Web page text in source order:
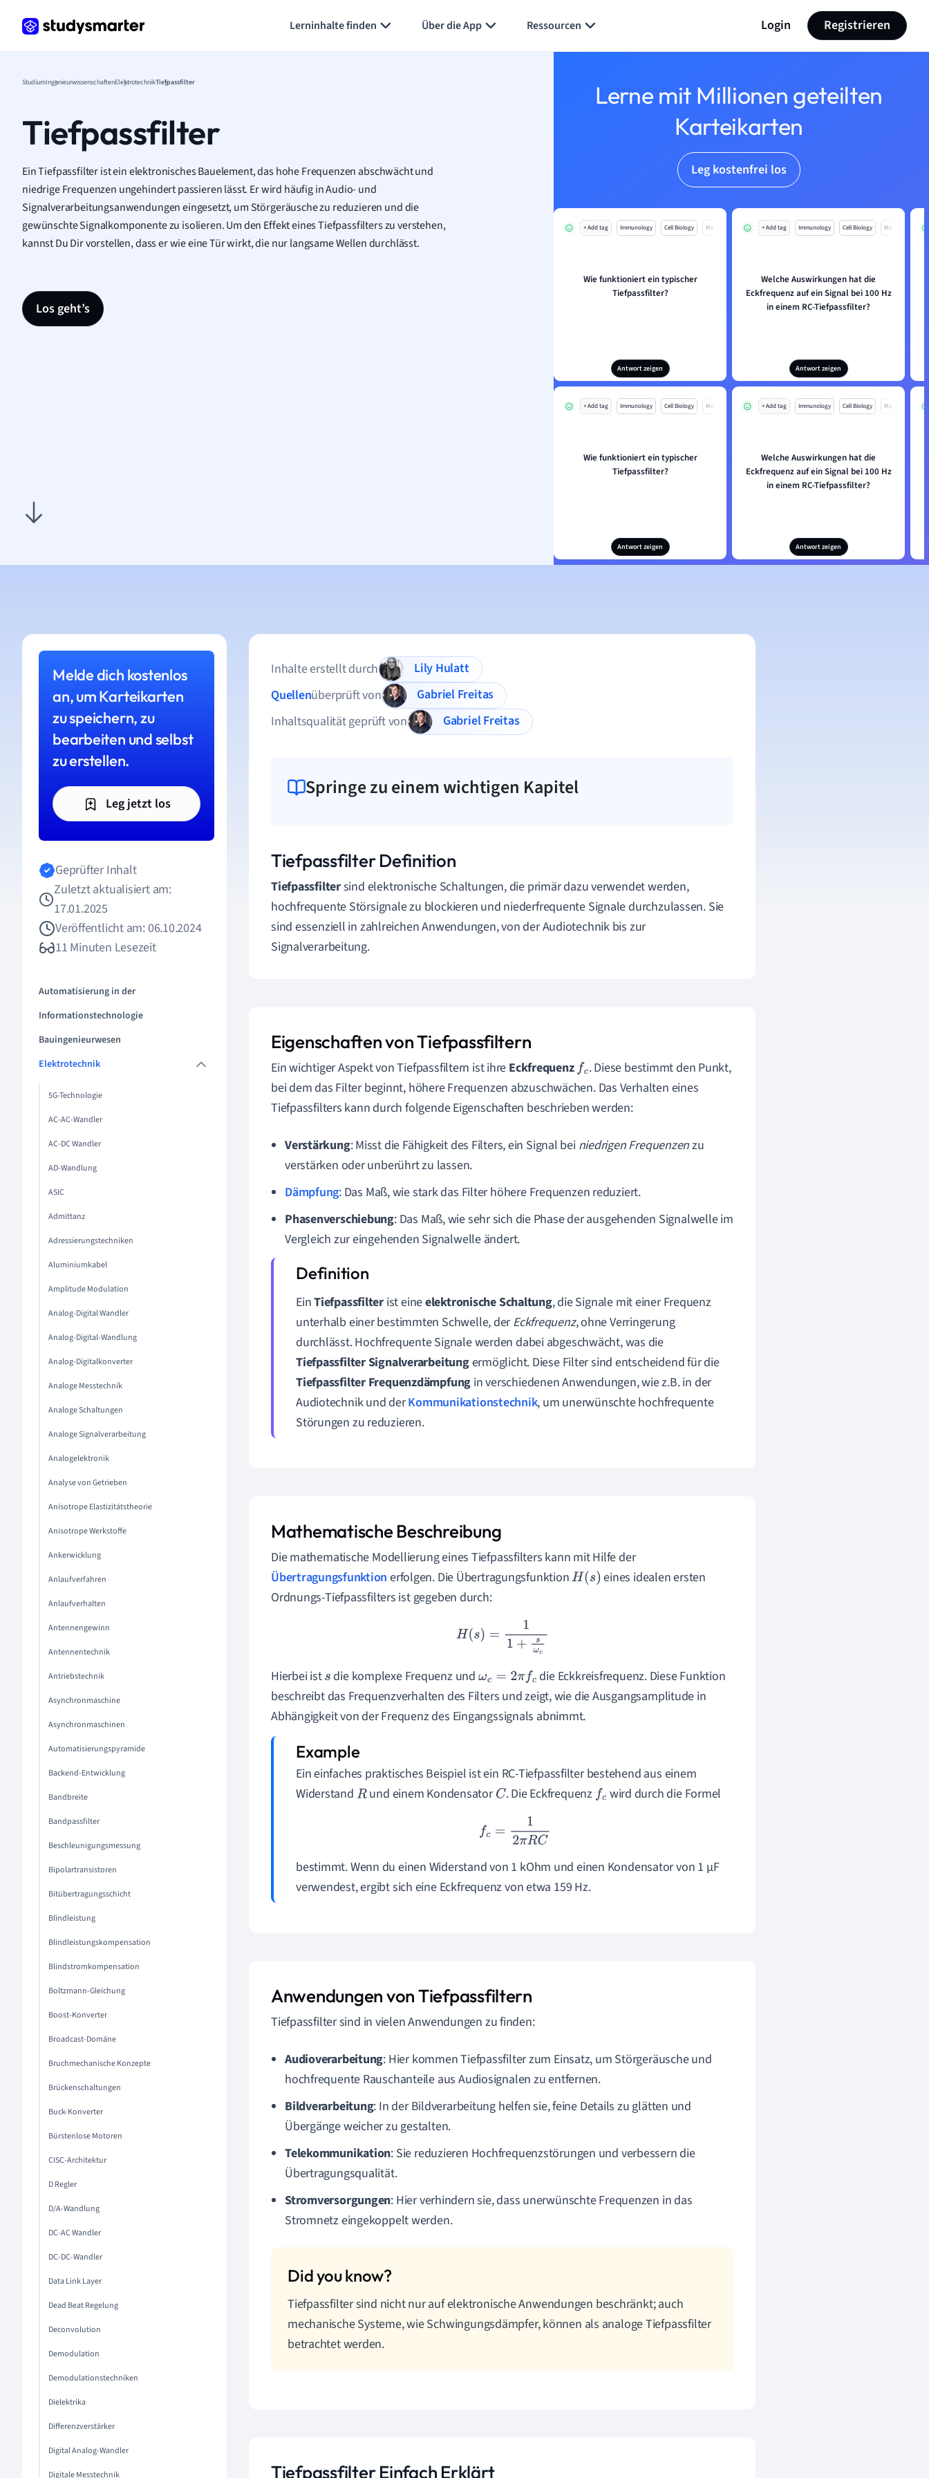
Lerninhalte finden Über die App Ressourcen Login Registrieren
StudiumIngenieurwissenschaftenElektrotechnikTiefpassfilter
Tiefpassfilter
Ein Tiefpassfilter ist ein elektronisches Bauelement, das hohe Frequenzen abschwächt und
niedrige Frequenzen ungehindert passieren lässt. Er wird häufig in Audio- und
Signalverarbeitungsanwendungen eingesetzt, um Störgeräusche zu reduzieren und die
gewünschte Signalkomponente zu isolieren. Um den Effekt eines Tiefpassfilters zu verstehen,
kannst Du Dir vorstellen, dass er wie eine Tür wirkt, die nur langsame Wellen durchlässt.
Los geht’s
Lerne mit Millionen geteilten
Karteikarten
Leg kostenfrei los
+ Add tag Immunology Cell Biology Mo
Wie funktioniert ein typischer
Tiefpassfilter?
Antwort zeigen
+ Add tag Immunology Cell Biology Mo
Welche Auswirkungen hat die
Eckfrequenz auf ein Signal bei 100 Hz
in einem RC-Tiefpassfilter?
Antwort zeigen
+ Add tag Immunology Cell Biology Mo
Wie funktioniert ein typischer
Tiefpassfilter?
Antwort zeigen
+ Add tag Immunology Cell Biology Mo
Welche Auswirkungen hat die
Eckfrequenz auf ein Signal bei 100 Hz
in einem RC-Tiefpassfilter?
Antwort zeigen
Melde dich kostenlos
an, um Karteikarten
zu speichern, zu
bearbeiten und selbst
zu erstellen.
Leg jetzt los
Geprüfter Inhalt
Zuletzt aktualisiert am:
17.01.2025
Veröffentlicht am: 06.10.2024
11 Minuten Lesezeit
Automatisierung in der
Informationstechnologie
Bauingenieurwesen
Elektrotechnik
5G-Technologie
AC-AC-Wandler
AC-DC Wandler
AD-Wandlung
ASIC
Admittanz
Adressierungstechniken
Aluminiumkabel
Amplitude Modulation
Analog-Digital Wandler
Analog-Digital-Wandlung
Analog-Digitalkonverter
Analoge Messtechnik
Analoge Schaltungen
Analoge Signalverarbeitung
Analogelektronik
Analyse von Getrieben
Anisotrope Elastizitätstheorie
Anisotrope Werkstoffe
Ankerwicklung
Anlaufverfahren
Anlaufverhalten
Antennengewinn
Antennentechnik
Antriebstechnik
Asynchronmaschine
Asynchronmaschinen
Automatisierungspyramide
Backend-Entwicklung
Bandbreite
Bandpassfilter
Beschleunigungsmessung
Bipolartransistoren
Bitübertragungsschicht
Blindleistung
Blindleistungskompensation
Blindstromkompensation
Boltzmann-Gleichung
Boost-Konverter
Broadcast-Domäne
Bruchmechanische Konzepte
Brückenschaltungen
Buck-Konverter
Bürstenlose Motoren
CISC-Architektur
D Regler
D/A-Wandlung
DC-AC Wandler
DC-DC-Wandler
Data Link Layer
Dead Beat Regelung
Deconvolution
Demodulation
Demodulationstechniken
Dielektrika
Differenzverstärker
Digital Analog-Wandler
Digitale Messtechnik
Inhalte erstellt durch
Lily Hulatt
Quellenüberprüft von
Gabriel Freitas
Inhaltsqualität geprüft von
Gabriel Freitas
Springe zu einem wichtigen Kapitel
Tiefpassfilter Definition
Tiefpassfiltersind elektronische Schaltungen, die primär dazu verwendet werden,
hochfrequente Störsignale zu blockieren und niederfrequente Signale durchzulassen. Sie
sind essenziell in zahlreichen Anwendungen, von der Audiotechnik bis zur
Signalverarbeitung.
Eigenschaften von Tiefpassfiltern
Ein wichtiger Aspekt von Tiefpassfiltern ist ihre Eckfrequenzfc . Diese bestimmt den Punkt,
bei dem das Filter beginnt, höhere Frequenzen abzuschwächen. Das Verhalten eines
Tiefpassfilters kann durch folgende Eigenschaften beschrieben werden:
Verstärkung: Misst die Fähigkeit des Filters, ein Signal bei niedrigen Frequenzenzu
verstärken oder unberührt zu lassen.
Dämpfung: Das Maß, wie stark das Filter höhere Frequenzen reduziert.
Phasenverschiebung: Das Maß, wie sehr sich die Phase der ausgehenden Signalwelle im
Vergleich zur eingehenden Signalwelle ändert.
EinTiefpassfilter ist eineelektronische Schaltung, die Signale mit einer Frequenz
unterhalb einer bestimmten Schwelle, derEckfrequenz, ohne Verringerung
durchlässt. Hochfrequente Signale werden dabei abgeschwächt, was die
Tiefpassfilter Signalverarbeitungermöglicht. Diese Filter sind entscheidend für die
Tiefpassfilter Frequenzdämpfung in verschiedenen Anwendungen, wie z.B. in der
Audiotechnik und derKommunikationstechnik, um unerwünschte hochfrequente
Störungen zu reduzieren.
Mathematische Beschreibung
Die mathematische Modellierung eines Tiefpassfilters kann mit Hilfe der
Übertragungsfunktion erfolgen. Die ÜbertragungsfunktionH(s)
eines idealen ersten
Ordnungs-Tiefpassfilters ist gegeben durch:
H(s )=1 1+sωc
Hierbei istsdie komplexe Frequenz und ωc =2πfc
die Eckkreisfrequenz. Diese Funktion
beschreibt das Frequenzverhalten des Filters und zeigt, wie die Ausgangsamplitude in
Abhängigkeit von der Frequenz des Eingangssignals abnimmt.
Ein einfaches praktisches Beispiel ist ein RC-Tiefpassfilter bestehend aus einem
Widerstand R und einem KondensatorC . Die Eckfrequenz fc wird durch die Formel
c= 12πRC
bestimmt. Wenn du einen Widerstand von 1 kOhm und einen Kondensator von 1 µF
verwendest, ergibt sich eine Eckfrequenz von etwa 159 Hz.
Anwendungen von Tiefpassfiltern
Tiefpassfilter sind in vielen Anwendungen zu finden:
Audioverarbeitung: Hier kommen Tiefpassfilter zum Einsatz, um Störgeräusche und
hochfrequente Rauschanteile aus Audiosignalen zu entfernen.
Bildverarbeitung: In der Bildverarbeitung helfen sie, feine Details zu glätten und
Übergänge weicher zu gestalten.
Telekommunikation: Sie reduzieren Hochfrequenzstörungen und verbessern die
Übertragungsqualität.
Stromversorgungen: Hier verhindern sie, dass unerwünschte Frequenzen in das
Stromnetz eingekoppelt werden.
Tiefpassfilter sind nicht nur auf elektronische Anwendungen beschränkt; auch
mechanische Systeme, wie Schwingungsdämpfer, können als analoge Tiefpassfilter
betrachtet werden.
Tiefpassfilter Einfach Erklärt